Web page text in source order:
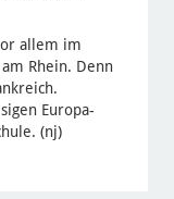
allem im
Rhein. Denn
Europa-
(nj)